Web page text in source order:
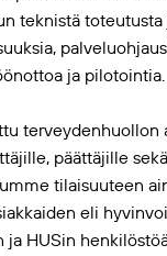
teknistä toteutusta
ja pilotointia.
terveydenhuollon
päättäjille
tilaisuuteen
eli
ja HUSin